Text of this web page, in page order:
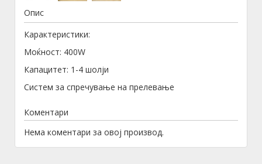
Опис
Карактеристики:
Моќност: 400W
Капацитет: 1-4 шолји
Систем за спречување на прелевање
Коментари
Нема коментари за овој производ.